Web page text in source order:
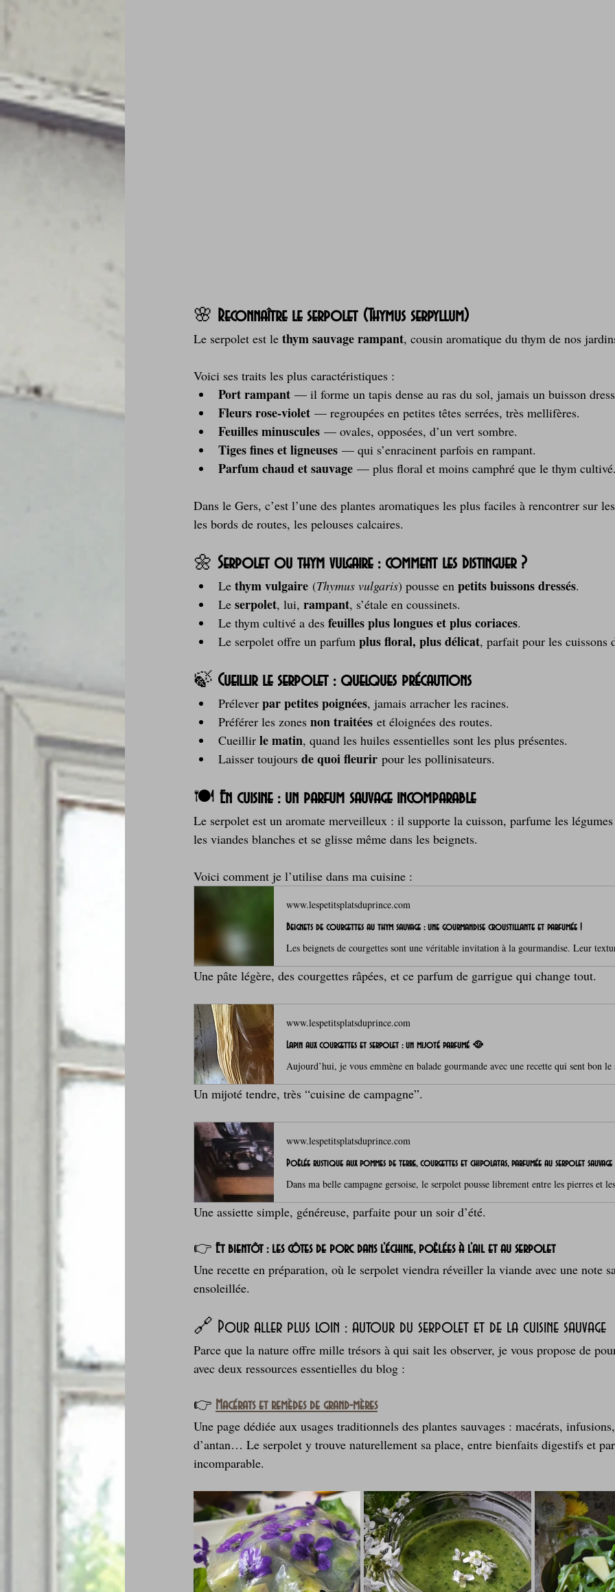
🌸 Reconnaître le serpolet (Thymus serpyllum)
Le serpolet est le thym sauvage rampant, cousin aromatique du thym de nos
Voici ses traits les plus caractéristiques :
Port rampant — il forme un tapis dense au ras du sol, jamais un buisson
Fleurs rose‑violet — regroupées en petites têtes serrées, très mellifères.
Feuilles minuscules — ovales, opposées, d’un vert sombre.
Tiges fines et ligneuses — qui s’enracinent parfois en rampant.
Parfum chaud et sauvage — plus floral et moins camphré que le thym
Dans le Gers, c’est l’une des plantes aromatiques les plus faciles à rencontrer sur
les bords de routes, les pelouses calcaires.
🌼 Serpolet ou thym vulgaire : comment les distinguer ?
Le thym vulgaire (Thymus vulgaris) pousse en petits buissons dressés.
Le serpolet, lui, rampant, s’étale en coussinets.
Le thym cultivé a des feuilles plus longues et plus coriaces.
Le serpolet offre un parfum plus floral, plus délicat, parfait pour les cuissons
🍃 Cueillir le serpolet : quelques précautions
Prélever par petites poignées, jamais arracher les racines.
Préférer les zones non traitées et éloignées des routes.
Cueillir le matin, quand les huiles essentielles sont les plus présentes.
Laisser toujours de quoi fleurir pour les pollinisateurs.
🍽️ En cuisine : un parfum sauvage incomparable
Le serpolet est un aromate merveilleux : il supporte la cuisson, parfume les
les viandes blanches et se glisse même dans les beignets.
Voici comment je l’utilise dans ma cuisine :
www.lespetitsplatsduprince.com
Beignets de courgettes au thym sauvage : une gourmandise croustillante et parfumée !
Une pâte légère, des courgettes râpées, et ce parfum de garrigue qui change tout.
www.lespetitsplatsduprince.com
Lapin aux courgettes et serpolet : un mijoté parfumé 🥘
Un mijoté tendre, très “cuisine de campagne”.
www.lespetitsplatsduprince.com
Poêlée rustique aux pommes de terre, courgettes et chipolatas, parfumée au serpolet
Une assiette simple, généreuse, parfaite pour un soir d’été.
👉 Et bientôt : les côtes de porc dans l’échine, poêlées à l’ail et au serpolet
Une recette en préparation, où le serpolet viendra réveiller la viande avec une note
ensoleillée.
🔗 Pour aller plus loin : autour du serpolet et de la cuisine sauvage
Parce que la nature offre mille trésors à qui sait les observer, je vous propose de
avec deux ressources essentielles du blog :
👉 Macérats et remèdes de grand-mères
Une page dédiée aux usages traditionnels des plantes sauvages : macérats,
d’antan… Le serpolet y trouve naturellement sa place, entre bienfaits digestifs et
incomparable.